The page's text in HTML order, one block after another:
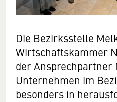
Die Bezirksstelle
Wirtschaftskammer
der Ansprechpartner
Unternehmen im
besonders in